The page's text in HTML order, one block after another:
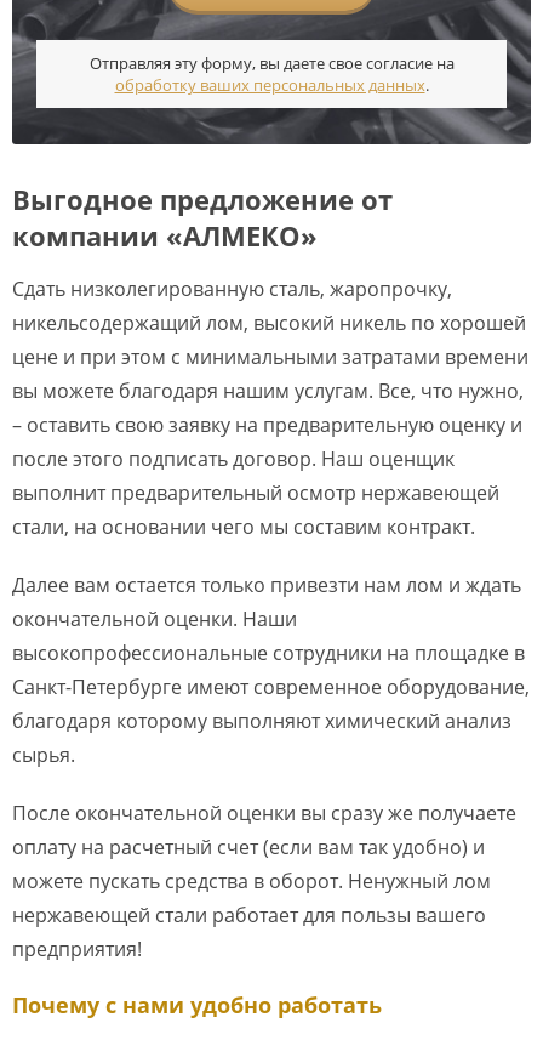
Отправляя эту форму, вы даете свое согласие на
обработку ваших персональных данных.
Выгодное предложение от
компании «АЛМЕКО»
Сдать низколегированную сталь, жаропрочку,
никельсодержащий лом, высокий никель по хорошей
цене и при этом с минимальными затратами времени
вы можете благодаря нашим услугам. Все, что нужно,
– оставить свою заявку на предварительную оценку и
после этого подписать договор. Наш оценщик
выполнит предварительный осмотр нержавеющей
стали, на основании чего мы составим контракт.
Далее вам остается только привезти нам лом и ждать
окончательной оценки. Наши
высокопрофессиональные сотрудники на площадке в
Санкт-Петербурге имеют современное оборудование,
благодаря которому выполняют химический анализ
сырья.
После окончательной оценки вы сразу же получаете
оплату на расчетный счет (если вам так удобно) и
можете пускать средства в оборот. Ненужный лом
нержавеющей стали работает для пользы вашего
предприятия!
Почему с нами удобно работать